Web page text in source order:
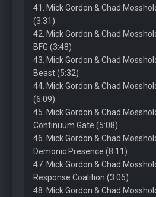
41. Mick Gordon & Chad
(3:31)
42. Mick Gordon & Chad
BFG (3:48)
43. Mick Gordon & Chad
Beast (5:32)
44. Mick Gordon & Chad
(6:09)
45. Mick Gordon & Chad
Continuum Gate (5:08)
46. Mick Gordon & Chad
Demonic Presence (8:11)
47. Mick Gordon & Chad
Response Coalition (3:06)
48. Mick Gordon & Chad